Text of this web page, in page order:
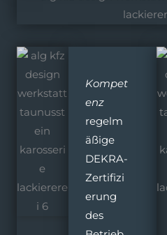
Kompet
enz
regelm
äßige
DEKRA-
Zertifizi
erung
des